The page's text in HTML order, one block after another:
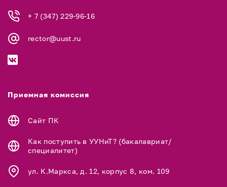
+ 7 (347) 229-96-16
rector@uust.ru
Приемная комиссия
Сайт ПК
Как поступить в УУНиТ? (бакалавриат/
специалитет)
ул. К.Маркса, д. 12, корпус 8, ком. 109